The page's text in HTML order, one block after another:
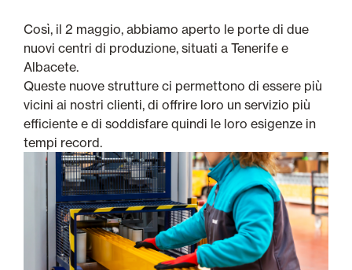
Così, il 2 maggio, abbiamo aperto le porte di due
nuovi centri di produzione, situati a Tenerife e
Albacete.
Queste nuove strutture ci permettono di essere più
vicini ai nostri clienti, di offrire loro un servizio più
efficiente e di soddisfare quindi le loro esigenze in
tempi record.